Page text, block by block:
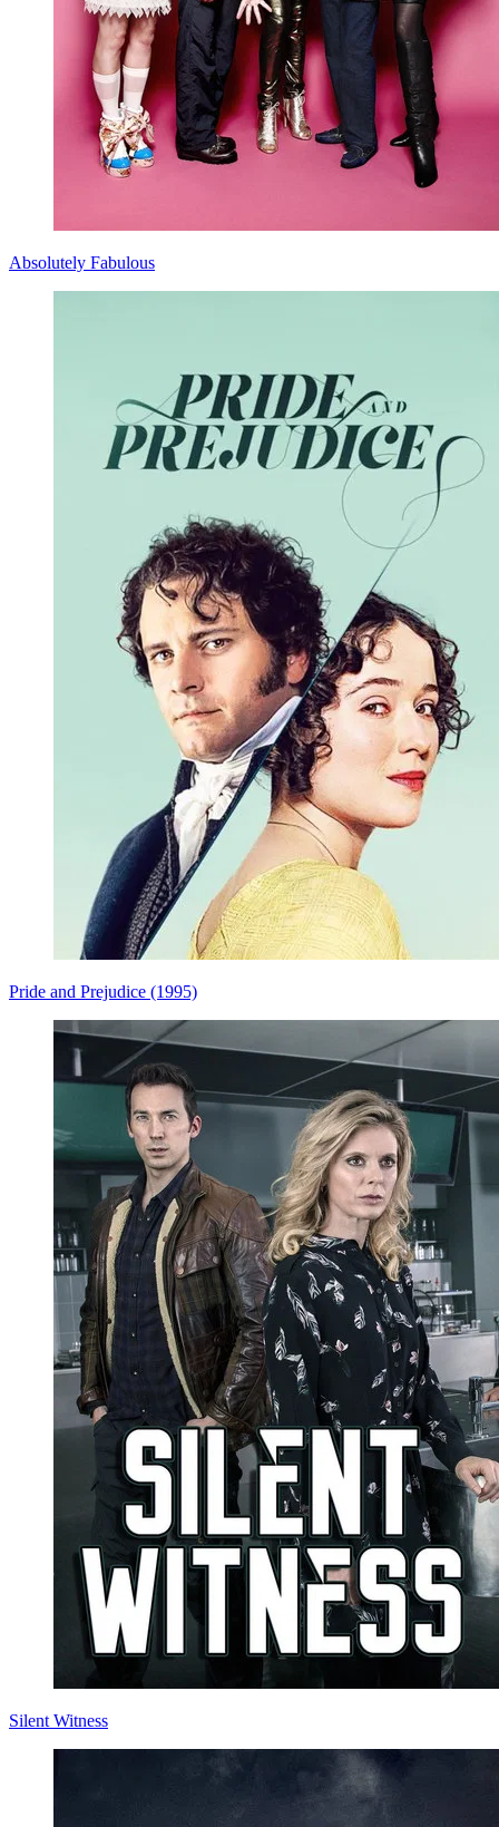
Absolutely Fabulous
Pride and Prejudice (1995)
Silent Witness